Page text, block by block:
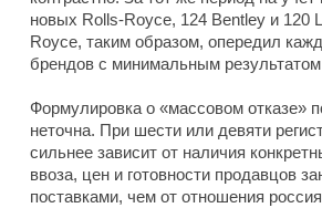
новых Rolls-Royce, 124 Bentley и 120
Royce, таким образом, опередил
брендов с минимальным результатом
Формулировка о «массовом отказе»
неточна. При шести или девяти
сильнее зависит от наличия
ввоза, цен и готовности продавцов
поставками, чем от отношения